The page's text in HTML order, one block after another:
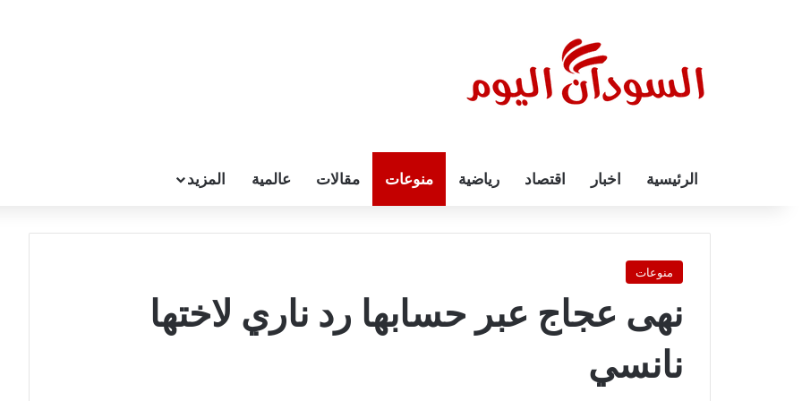
الرئيسية اخبار اقتصاد رياضية منوعات مقالات عالمية المزيد
منوعات
نهى عجاج عبر حسابها رد ناري لاختها
نانسي